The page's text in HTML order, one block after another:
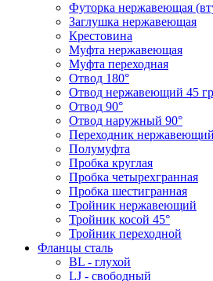
Футорка нержавеющая
Заглушка нержавеющая
Крестовина
Муфта нержавеющая
Муфта переходная
Отвод 180°
Отвод нержавеющий 45
Отвод 90°
Отвод наружный 90°
Переходник
Полумуфта
Пробка круглая
Пробка четырехгранная
Пробка шестигранная
Тройник нержавеющий
Тройник косой 45°
Тройник переходной
Фланцы сталь
BL - глухой
LJ - свободный